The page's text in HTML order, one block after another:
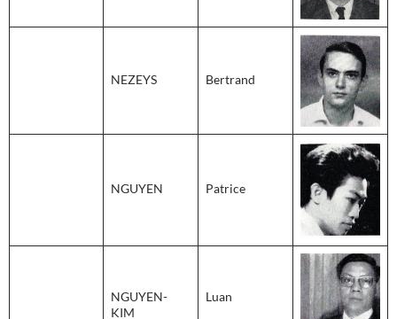
NEZEYS Bertrand
NGUYEN Patrice
NGUYEN-
KIM
Luan